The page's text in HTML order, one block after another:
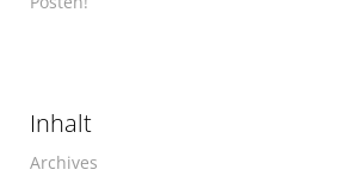
Inhalt
Archives